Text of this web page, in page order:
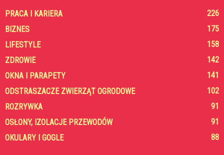
PRACA I KARIERA
226
BIZNES
175
LIFESTYLE
158
ZDROWIE
142
OKNA I PARAPETY
141
ODSTRASZACZE ZWIERZĄT OGRODOWE
102
ROZRYWKA
91
OSŁONY, IZOLACJE PRZEWODÓW
91
OKULARY I GOGLE
88